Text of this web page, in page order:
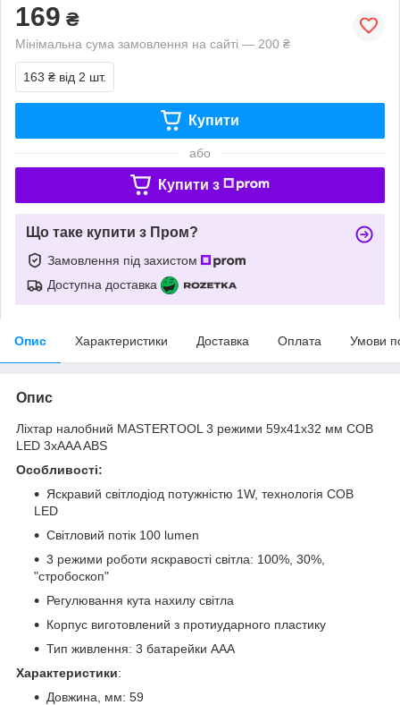
169 ₴
Мінімальна сума замовлення на сайті — 200 ₴
163 ₴ від 2 шт.
Купити
або
Купити з
Що таке купити з Пром?
Замовлення під захистом
Доступна доставка
Опис Характеристики Доставка Оплата Умови
Опис
Ліхтар налобний MASTERTOOL 3 режими 59х41х32 мм COB
LED 3xAAA ABS
Особливості:
Яскравий світлодіод потужністю 1W, технологія COB
LED
Світловий потік 100 lumen
3 режими роботи яскравості світла: 100%, 30%,
"стробоскоп"
Регулювання кута нахилу світла
Корпус виготовлений з протиударного пластику
Тип живлення: 3 батарейки AAA
Характеристики:
Довжина, мм: 59